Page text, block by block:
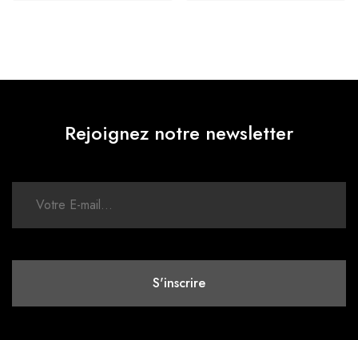
Rejoignez notre newsletter